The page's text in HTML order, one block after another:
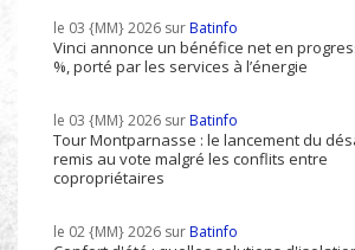
idée mais...
Le print sous toutes ses
il encore sa place dans un monde
supports
inscrire
à notre
le 03 {MM} 2026 surBatinfo
Vinci annonce un bénéfice net en
%, porté par les services à l’énergie
le 03 {MM} 2026 surBatinfo
Tour Montparnasse : le lancement du
remis au vote malgré les conflits entre
copropriétaires
le 02 {MM} 2026 surBatinfo